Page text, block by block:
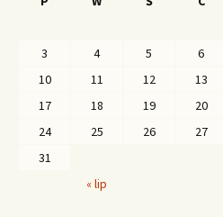
« lip
3
4 5 6
10
11 12 13
17
18 19 20
24
25 26 27
31